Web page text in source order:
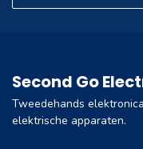
Second Go
Tweedehands
elektrische apparaten.